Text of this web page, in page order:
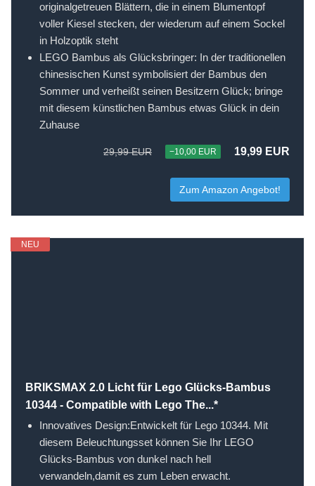
originalgetreuen Blättern, die in einem Blumentopf
voller Kiesel stecken, der wiederum auf einem Sockel
in Holzoptik steht
LEGO Bambus als Glücksbringer: In der traditionellen
chinesischen Kunst symbolisiert der Bambus den
Sommer und verheißt seinen Besitzern Glück; bringe
mit diesem künstlichen Bambus etwas Glück in dein
Zuhause
29,99 EUR −10,00 EUR 19,99 EUR
Zum Amazon Angebot!
NEU
BRIKSMAX 2.0 Licht für Lego Glücks-Bambus
10344 - Compatible with Lego The...*
Innovatives Design:Entwickelt für Lego 10344. Mit
diesem Beleuchtungsset können Sie Ihr LEGO
Glücks-Bambus von dunkel nach hell
verwandeln,damit es zum Leben erwacht.